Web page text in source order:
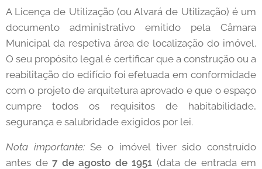
A Licença de Utilização (ou Alvará de Utilização) é um
documento administrativo emitido pela Câmara
Municipal da respetiva área de localização do imóvel.
O seu propósito legal é certificar que a construção ou a
reabilitação do edifício foi efetuada em conformidade
com o projeto de arquitetura aprovado e que o espaço
cumpre todos os requisitos de habitabilidade,
segurança e salubridade exigidos por lei.
Nota importante:Se o imóvel tiver sido construído
antes de 7 de agosto de 1951 (data de entrada em